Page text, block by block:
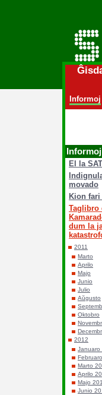
Informoj
Informoj
El la
movado
Kion fari
Taglibro
dum la
2011
Marto
Aprilo
Majo
Junio
Julio
Aŭgusto
Oktobro
2012
Januaro
Marto
Aprilo
Majo
Junio